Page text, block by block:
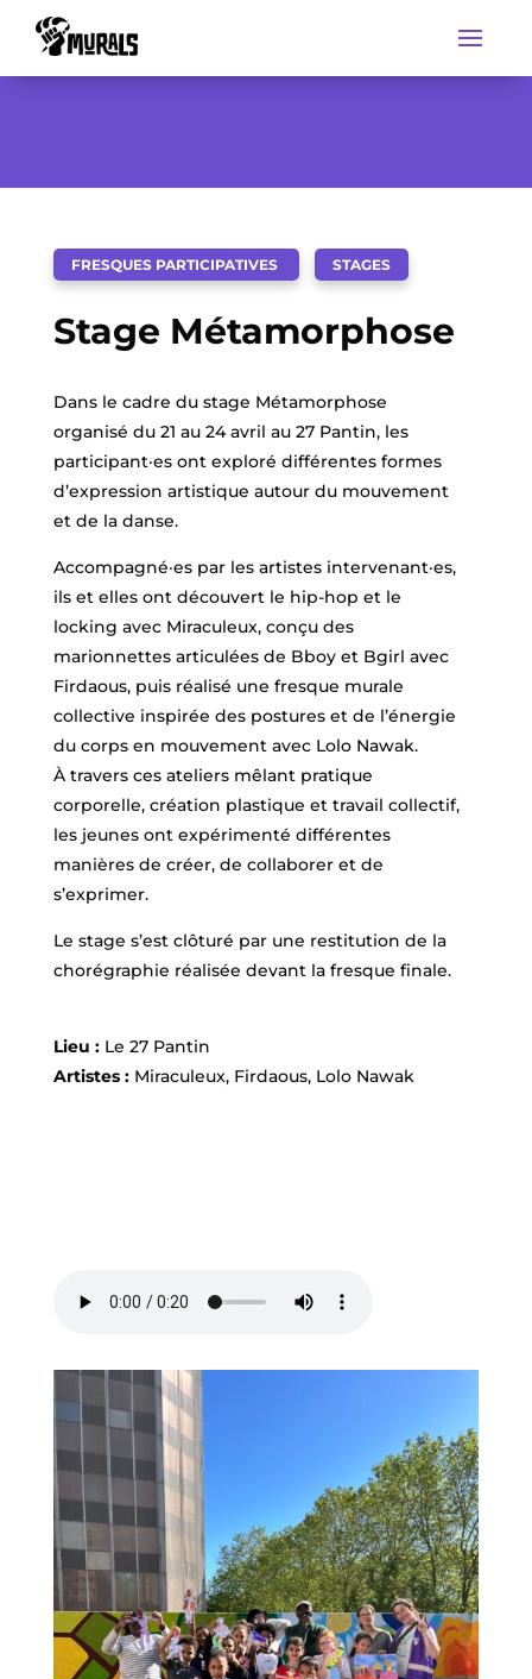
FRESQUES PARTICIPATIVES STAGES
Stage Métamorphose
Dans le cadre du stage Métamorphose
organisé du 21 au 24 avril au 27 Pantin, les
participant·es ont exploré différentes formes
d’expression artistique autour du mouvement
et de la danse.
Accompagné·es par les artistes intervenant·es,
ils et elles ont découvert le hip-hop et le
locking avec Miraculeux, conçu des
marionnettes articulées de Bboy et Bgirl avec
Firdaous, puis réalisé une fresque murale
collective inspirée des postures et de l’énergie
du corps en mouvement avec Lolo Nawak.
À travers ces ateliers mêlant pratique
corporelle, création plastique et travail collectif,
les jeunes ont expérimenté différentes
manières de créer, de collaborer et de
s’exprimer.
Le stage s’est clôturé par une restitution de la
chorégraphie réalisée devant la fresque finale.
Lieu :Le 27 Pantin
Artistes :Miraculeux, Firdaous, Lolo Nawak